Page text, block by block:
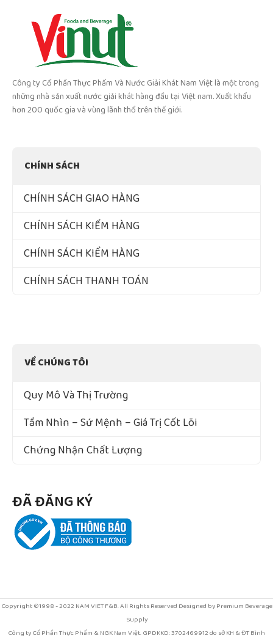
Công ty Cổ Phần Thực Phẩm Và Nước Giải Khát Nam Việt là một trong
những nhà sản xuất nước giải khát hàng đầu tại Việt nam. Xuất khẩu
hơn 200 quốc gia và vùng lãnh thổ trên thế giới.
CHÍNH SÁCH
CHÍNH SÁCH GIAO HÀNG
CHÍNH SÁCH KIỂM HÀNG
CHÍNH SÁCH KIỂM HÀNG
CHÍNH SÁCH THANH TOÁN
VỀ CHÚNG TÔI
Quy Mô Và Thị Trường
Tầm Nhìn – Sứ Mệnh – Giá Trị Cốt Lõi
Chứng Nhận Chất Lượng
ĐÃ ĐĂNG KÝ
Copyright ©1998 - 2022 NAM VIET F&B. All Rights Reserved Designed by Premium Beverage
Supply
Công ty Cổ Phần Thực Phẩm & NGK Nam Việt. GPDKKD: 3702469912 do sở KH & ĐT Bình